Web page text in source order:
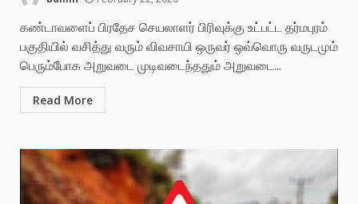
கண்டாவளைப் பிரதேச செயலாளர் பிரிவுக்கு உட்பட்ட தர்மபுரம்
பகுதியில் வசித்து வரும் விவசாயி ஒருவர் ஒவ்வொரு வருடமும்
பெரும்போக அறுவடை முடிவடைந்ததும் அறுவடை...
Read More